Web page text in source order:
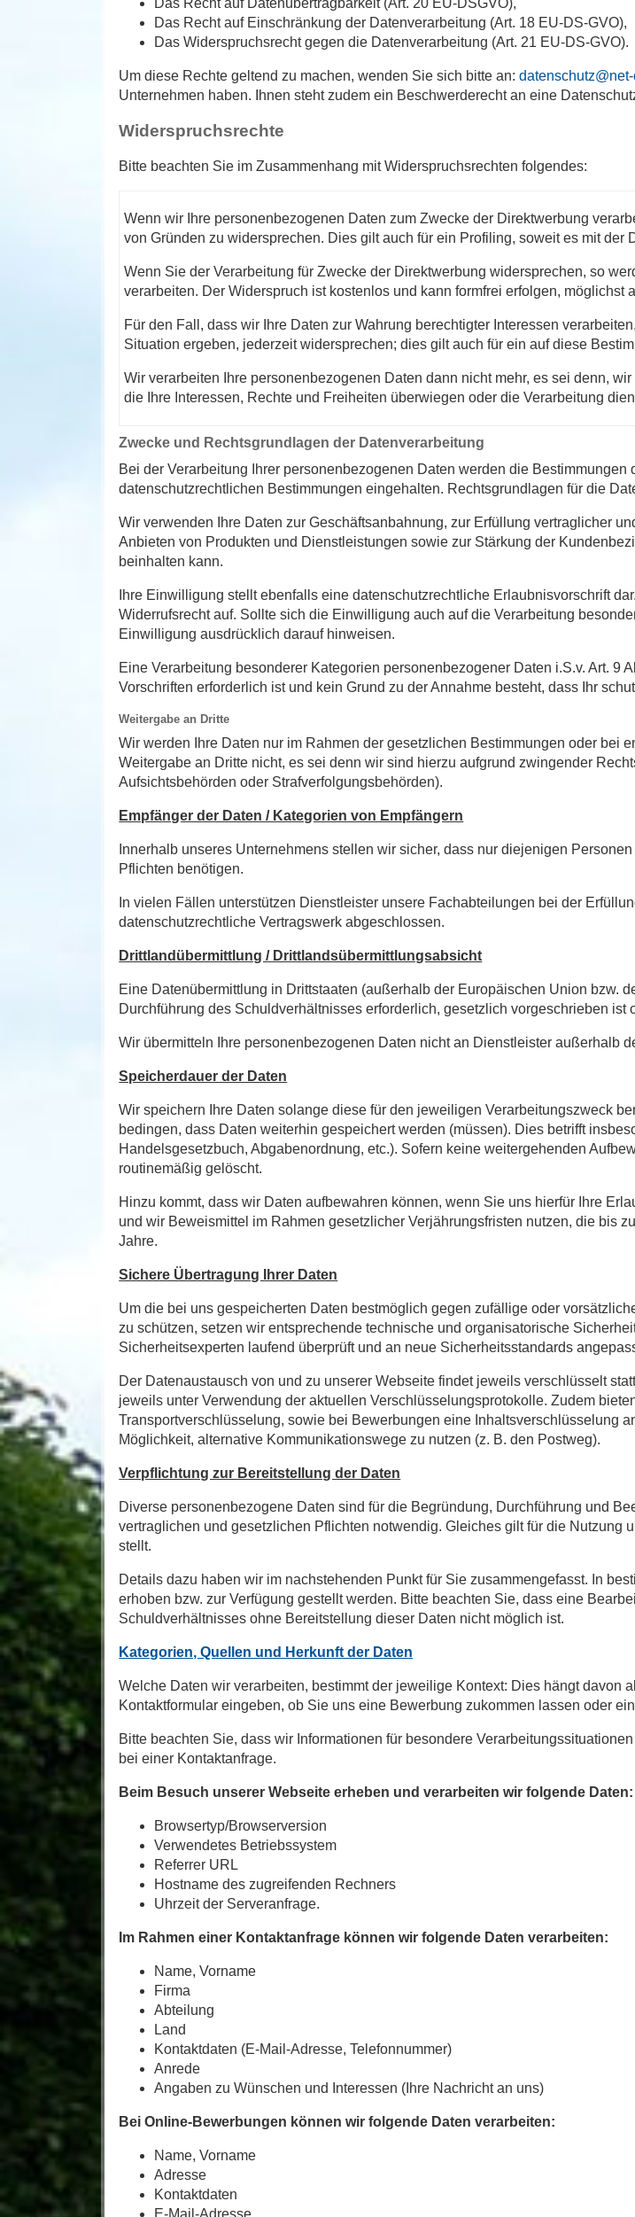
Das Recht auf Datenübertragbarkeit (Art. 20 EU-DSGVO),
Das Recht auf Einschränkung der Datenverarbeitung (Art. 18 EU-DS-GVO),
Das Widerspruchsrecht gegen die Datenverarbeitung (Art. 21 EU-DS-GVO).
Um diese Rechte geltend zu machen, wenden Sie sich bitte an:
Unternehmen haben. Ihnen steht zudem ein Beschwerderecht an eine
Widerspruchsrechte
Bitte beachten Sie im Zusammenhang mit Widerspruchsrechten folgendes:
Wenn wir Ihre personenbezogenen Daten zum Zwecke der Direktwerbung
von Gründen zu widersprechen. Dies gilt auch für ein Profiling, soweit es mit der
Wenn Sie der Verarbeitung für Zwecke der Direktwerbung widersprechen, so
verarbeiten. Der Widerspruch ist kostenlos und kann formfrei erfolgen, möglichst
Für den Fall, dass wir Ihre Daten zur Wahrung berechtigter Interessen
Situation ergeben, jederzeit widersprechen; dies gilt auch für ein auf diese
Wir verarbeiten Ihre personenbezogenen Daten dann nicht mehr, es sei denn,
die Ihre Interessen, Rechte und Freiheiten überwiegen oder die Verarbeitung
Zwecke und Rechtsgrundlagen der Datenverarbeitung
Bei der Verarbeitung Ihrer personenbezogenen Daten werden die
datenschutzrechtlichen Bestimmungen eingehalten. Rechtsgrundlagen für die
Wir verwenden Ihre Daten zur Geschäftsanbahnung, zur Erfüllung vertraglicher
Anbieten von Produkten und Dienstleistungen sowie zur Stärkung der
beinhalten kann.
Ihre Einwilligung stellt ebenfalls eine datenschutzrechtliche Erlaubnisvorschrift
Widerrufsrecht auf. Sollte sich die Einwilligung auch auf die Verarbeitung
Einwilligung ausdrücklich darauf hinweisen.
Eine Verarbeitung besonderer Kategorien personenbezogener Daten i.S.v. Art. 9
Vorschriften erforderlich ist und kein Grund zu der Annahme besteht, dass Ihr
Weitergabe an Dritte
Wir werden Ihre Daten nur im Rahmen der gesetzlichen Bestimmungen oder bei
Weitergabe an Dritte nicht, es sei denn wir sind hierzu aufgrund zwingender
Aufsichtsbehörden oder Strafverfolgungsbehörden).
Empfänger der Daten / Kategorien von Empfängern
Innerhalb unseres Unternehmens stellen wir sicher, dass nur diejenigen
Pflichten benötigen.
In vielen Fällen unterstützen Dienstleister unsere Fachabteilungen bei der
datenschutzrechtliche Vertragswerk abgeschlossen.
Drittlandübermittlung / Drittlandsübermittlungsabsicht
Eine Datenübermittlung in Drittstaaten (außerhalb der Europäischen Union bzw.
Durchführung des Schuldverhältnisses erforderlich, gesetzlich vorgeschrieben
Wir übermitteln Ihre personenbezogenen Daten nicht an Dienstleister außerhalb
Speicherdauer der Daten
Wir speichern Ihre Daten solange diese für den jeweiligen Verarbeitungszweck
bedingen, dass Daten weiterhin gespeichert werden (müssen). Dies betrifft
Handelsgesetzbuch, Abgabenordnung, etc.). Sofern keine weitergehenden
routinemäßig gelöscht.
Hinzu kommt, dass wir Daten aufbewahren können, wenn Sie uns hierfür Ihre
und wir Beweismittel im Rahmen gesetzlicher Verjährungsfristen nutzen, die bis
Jahre.
Sichere Übertragung Ihrer Daten
Um die bei uns gespeicherten Daten bestmöglich gegen zufällige oder
zu schützen, setzen wir entsprechende technische und organisatorische
Sicherheitsexperten laufend überprüft und an neue Sicherheitsstandards
Der Datenaustausch von und zu unserer Webseite findet jeweils verschlüsselt
jeweils unter Verwendung der aktuellen Verschlüsselungsprotokolle. Zudem
Transportverschlüsselung, sowie bei Bewerbungen eine Inhaltsverschlüsselung
Möglichkeit, alternative Kommunikationswege zu nutzen (z. B. den Postweg).
Verpflichtung zur Bereitstellung der Daten
Diverse personenbezogene Daten sind für die Begründung, Durchführung und
vertraglichen und gesetzlichen Pflichten notwendig. Gleiches gilt für die
stellt.
Details dazu haben wir im nachstehenden Punkt für Sie zusammengefasst. In
erhoben bzw. zur Verfügung gestellt werden. Bitte beachten Sie, dass eine
Schuldverhältnisses ohne Bereitstellung dieser Daten nicht möglich ist.
Kategorien, Quellen und Herkunft der Daten
Welche Daten wir verarbeiten, bestimmt der jeweilige Kontext: Dies hängt
Kontaktformular eingeben, ob Sie uns eine Bewerbung zukommen lassen oder
Bitte beachten Sie, dass wir Informationen für besondere
bei einer Kontaktanfrage.
Beim Besuch unserer Webseite erheben und verarbeiten wir folgende Daten:
Browsertyp/Browserversion
Verwendetes Betriebssystem
Referrer URL
Hostname des zugreifenden Rechners
Uhrzeit der Serveranfrage.
Im Rahmen einer Kontaktanfrage können wir folgende Daten verarbeiten:
Name, Vorname
Firma
Abteilung
Land
Kontaktdaten (E-Mail-Adresse, Telefonnummer)
Anrede
Angaben zu Wünschen und Interessen (Ihre Nachricht an uns)
Bei Online-Bewerbungen können wir folgende Daten verarbeiten:
Name, Vorname
Adresse
Kontaktdaten
E-Mail-Adresse